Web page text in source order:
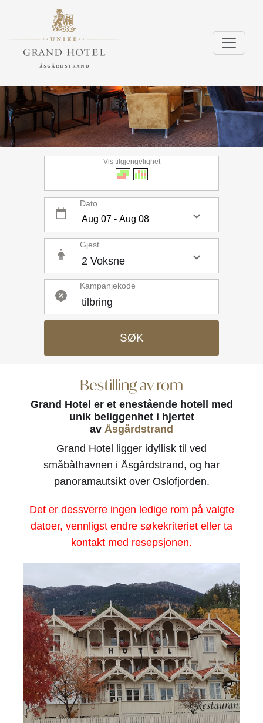
Vis tilgjengelighet
Dato
Gjest
Kampanjekode
SØK
Bestilling av rom
Grand Hotel er et enestående hotell med
unik beliggenhet i hjertet
av Åsgårdstrand
Grand Hotel ligger idyllisk til ved
småbåthavnen i Åsgårdstrand, og har
panoramautsikt over Oslofjorden.
Det er dessverre ingen ledige rom på valgte
datoer, vennligst endre søkekriteriet eller ta
kontakt med resepsjonen.